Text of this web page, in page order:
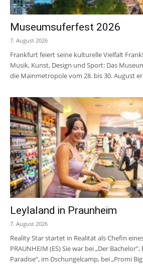
Museumsuferfest 2026
7. August 2026
Frankfurt feiert seine kulturelle Vielfalt
Musik, Kunst, Design und Sport: Das
die Mainmetropole vom 28. bis 30. August
Leylaland in Praunheim
7. August 2026
Reality Star startet in Realität als Chefin
PRAUNHEIM (ES) Sie war bei „Der
Paradise“, im Dschungelcamp, bei „Promi